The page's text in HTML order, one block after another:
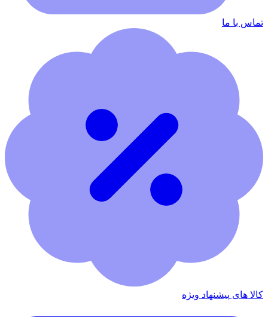
تماس با ما
کالا های پیشنهاد ویژه